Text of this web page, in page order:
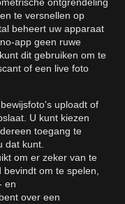
te versnellen op
beheert uw apparaat
app geen ruwe
dit gebruiken om te
of een live foto
uploadt of
U kunt kiezen
toegang te
dat kunt.
om er zeker van te
om te spelen,
en
over een